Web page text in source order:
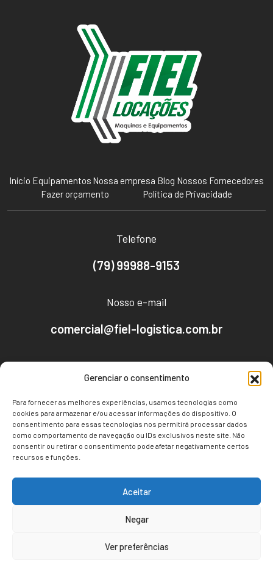
Gerenciar o consentimento
Para fornecer as melhores experiências, usamos tecnologias como
cookies para armazenar e/ou acessar informações do dispositivo. O
consentimento para essas tecnologias nos permitirá processar dados
como comportamento de navegação ou IDs exclusivos neste site. Não
consentir ou retirar o consentimento pode afetar negativamente certos
recursos e funções.
Aceitar
Negar
Ver preferências
Início Equipamentos Nossa empresa Blog Nossos Fornecedores
Fazer orçamento
Política de Privacidade
Telefone
(79) 99988-9153
Nosso e-mail
comercial@fiel-logistica.com.br
Nosso endereço
49030-640
Bairro Farolândia, Aracaju-SE
Logística.